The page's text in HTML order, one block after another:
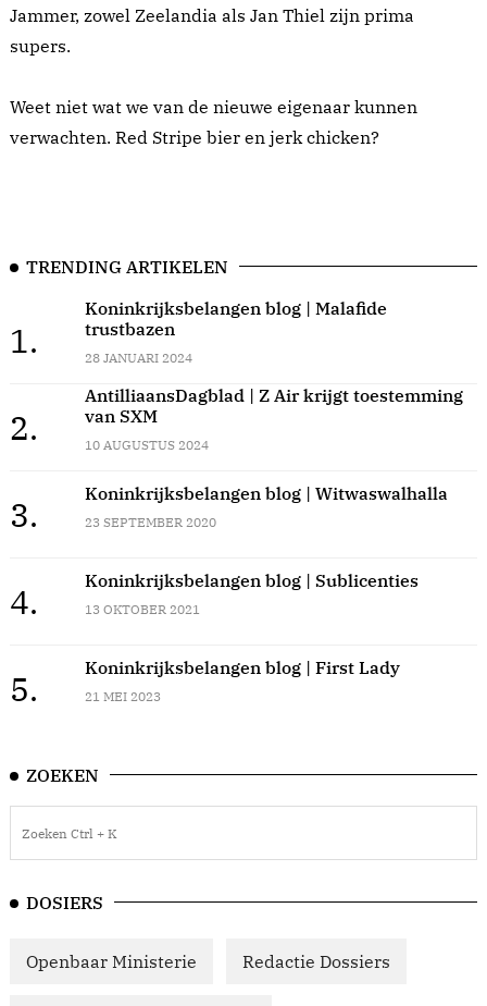
Jammer, zowel Zeelandia als Jan Thiel zijn prima
supers.
Weet niet wat we van de nieuwe eigenaar kunnen
verwachten. Red Stripe bier en jerk chicken?
TRENDING ARTIKELEN
1.
Koninkrijksbelangen blog | Malafide
trustbazen
28 JANUARI 2024
2.
AntilliaansDagblad | Z Air krijgt toestemming
van SXM
10 AUGUSTUS 2024
3.
Koninkrijksbelangen blog | Witwaswalhalla
23 SEPTEMBER 2020
4.
Koninkrijksbelangen blog | Sublicenties
13 OKTOBER 2021
5.
Koninkrijksbelangen blog | First Lady
21 MEI 2023
ZOEKEN
DOSIERS
Openbaar Ministerie Redactie Dossiers